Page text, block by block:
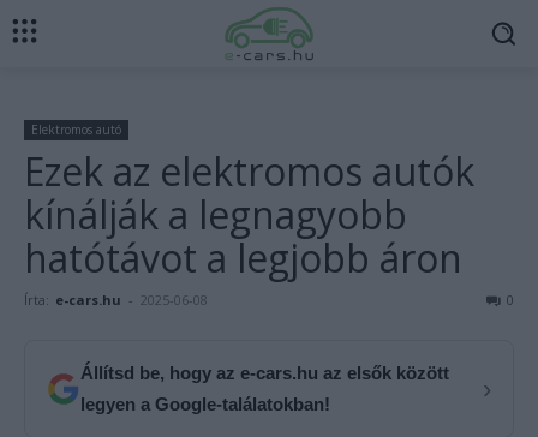
Elektromos autó
Ezek az elektromos autók
kínálják a legnagyobb
hatótávot a legjobb áron
Írta: e-cars.hu - 2025-06-08 0
Állítsd be, hogy az e-cars.hu az elsők között
legyen a Google-találatokban!
›